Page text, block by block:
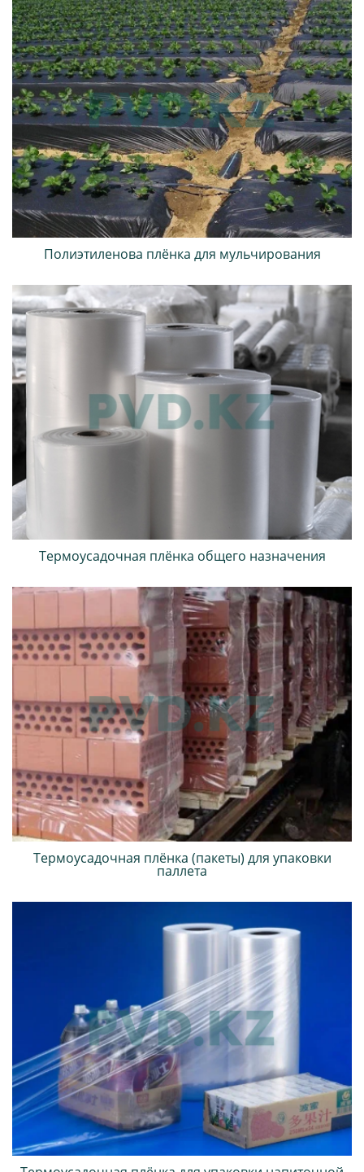
Полиэтиленова плёнка для мульчирования
Термоусадочная плёнка общего назначения
Термоусадочная плёнка (пакеты) для упаковки
паллета